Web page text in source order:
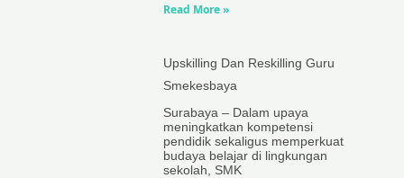
Read More »
Upskilling Dan Reskilling Guru
Smekesbaya
Surabaya – Dalam upaya
meningkatkan kompetensi
pendidik sekaligus memperkuat
budaya belajar di lingkungan
sekolah, SMK